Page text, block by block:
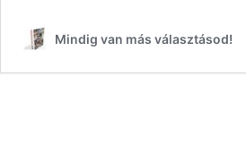
Mindig van más választásod!